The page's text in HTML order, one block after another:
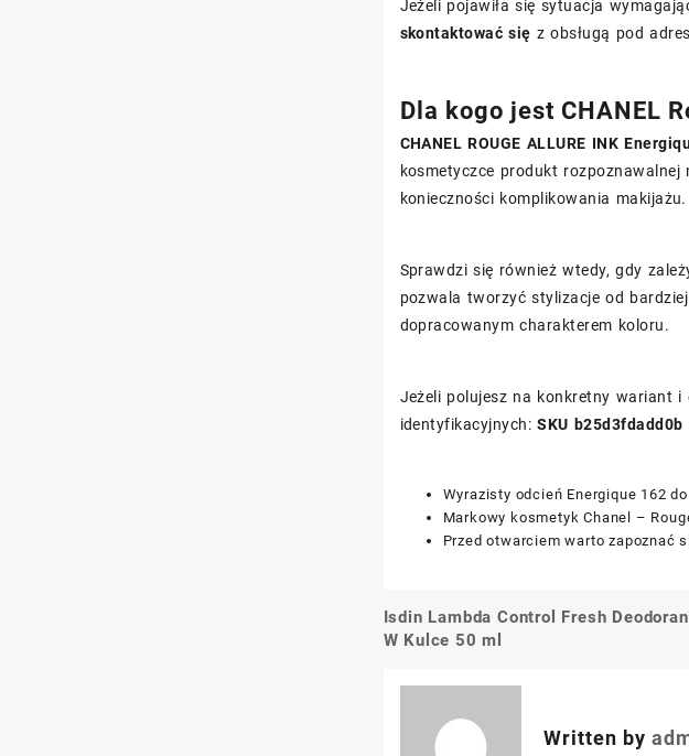
Jeżeli pojawiła się sytuacja
skontaktować się z obsługą pod
Dla kogo jest CHANEL
CHANEL ROUGE ALLURE INK
kosmetyczce produkt
konieczności komplikowania makijażu.
Sprawdzi się również wtedy, gdy
pozwala tworzyć stylizacje od
dopracowanym charakterem koloru.
Jeżeli polujesz na konkretny wariant i
identyfikacyjnych:SKU b25d3fdadd0b
Wyrazisty odcień Energique 162
Markowy kosmetyk Chanel –
Przed otwarciem warto zapoznać
Nawigacja
Isdin Lambda Control Fresh
W Kulce 50 ml
Written by